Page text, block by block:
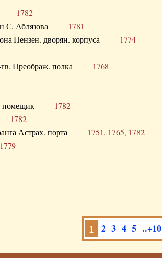
1782
С. Аблязова 1781
Пензен. дворян. корпуса 1774
гв. Преображ. полка 1768
помещик 1782
1782
ранга Астрах. порта 1751, 1765, 1782
1779
1 2 3 4 5 ..+10